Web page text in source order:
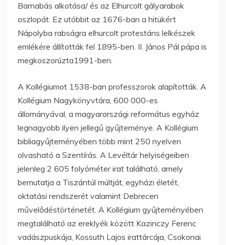
Barnabás alkotása/ és az Elhurcolt gályarabok
oszlopát. Ez utóbbit az 1676-ban a hitükért
Nápolyba rabságra elhurcolt protestáns lelkészek
emlékére állították fel 1895-ben. II. János Pál pápa is
megkoszorúzta1991-ben.
A Kollégiumot 1538-ban professzorok alapították. A
Kollégium Nagykönyvtára, 600 000-es
állományával, a magyarországi református egyház
legnagyobb ilyen jellegű gyűjteménye. A Kollégium
bibliagyűjteményében több mint 250 nyelven
olvasható a Szentírás. A Levéltár helyiségeiben
jelenleg 2 605 folyóméter irat található, amely
bemutatja a Tiszántúl múltját, egyházi életét,
oktatási rendszerét valamint Debrecen
művelődéstörténetét. A Kollégium gyűjteményében
megtalálható az ereklyék között Kazinczy Ferenc
vadászpuskája, Kossuth Lajos irattárcája, Csokonai